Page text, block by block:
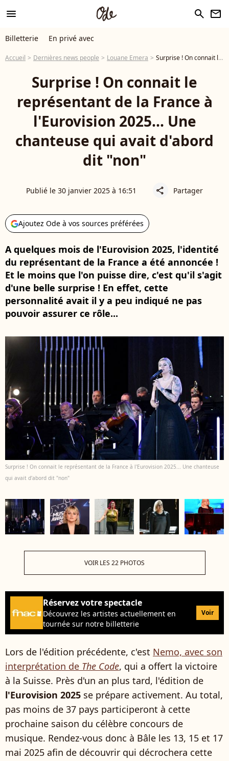
menu search newsletter
Billetterie En privé avec
Accueil Dernières news people Louane Emera Surprise ! On connait le représentant de la France à l'Eurovision 2025... Une chanteuse qui avait d'abord dit "non"
Surprise ! On connait le
représentant de la France à
l'Eurovision 2025... Une
chanteuse qui avait d'abord
dit "non"
Publié le 30 janvier 2025 à 16:51 share Partager
Ajoutez Ode à vos sources préférées
A quelques mois de l'Eurovision 2025, l'identité
du représentant de la France a été annoncée !
Et le moins que l'on puisse dire, c'est qu'il s'agit
d'une belle surprise ! En effet, cette
personnalité avait il y a peu indiqué ne pas
pouvoir assurer ce rôle...
Surprise ! On connait le représentant de la France à l'Eurovision 2025... Une chanteuse
qui avait d'abord dit "non"
VOIR LES 22 PHOTOS
Réservez votre spectacle
Découvrez les artistes actuellement en
tournée sur notre billetterie
Voir
Lors de l'édition précédente, c'est Nemo, avec son
interprétation de The Code, qui a offert la victoire
à la Suisse. Près d'un an plus tard, l'édition de
l'Eurovision 2025 se prépare activement. Au total,
pas moins de 37 pays participeront à cette
prochaine saison du célèbre concours de
musique. Rendez-vous donc à Bâle les 13, 15 et 17
mai 2025 afin de découvrir qui décrochera cette